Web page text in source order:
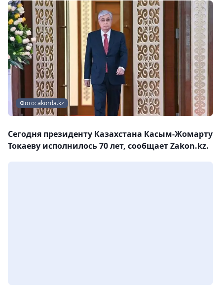
Фото: akorda.kz
Сегодня президенту Казахстана Касым-Жомарту
Токаеву исполнилось 70 лет, сообщает Zakon.kz.